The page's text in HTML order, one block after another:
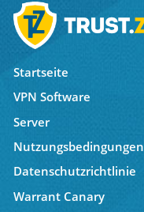
Startseite
VPN Software
Server
Nutzungsbedingungen
Datenschutzrichtlinie
Warrant Canary